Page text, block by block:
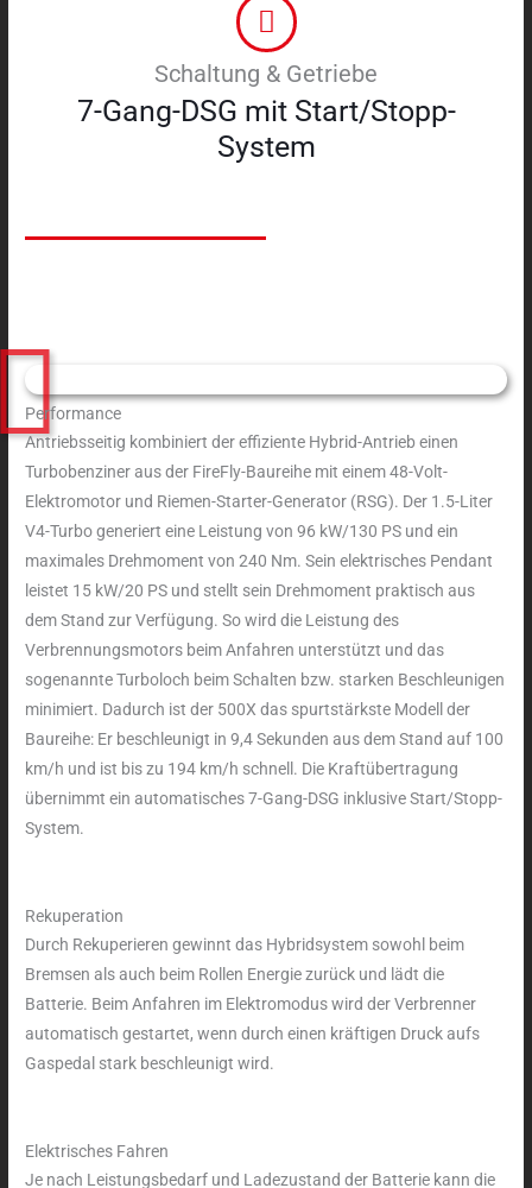
Schaltung & Getriebe
7-Gang-DSG mit Start/Stopp-
System
Performance
Antriebsseitig kombiniert der effiziente Hybrid-Antrieb einen
Turbobenziner aus der FireFly-Baureihe mit einem 48-Volt-
Elektromotor und Riemen-Starter-Generator (RSG). Der 1.5-Liter
V4-Turbo generiert eine Leistung von 96 kW/130 PS und ein
maximales Drehmoment von 240 Nm. Sein elektrisches Pendant
leistet 15 kW/20 PS und stellt sein Drehmoment praktisch aus
dem Stand zur Verfügung. So wird die Leistung des
Verbrennungsmotors beim Anfahren unterstützt und das
sogenannte Turboloch beim Schalten bzw. starken Beschleunigen
minimiert. Dadurch ist der 500X das spurtstärkste Modell der
Baureihe: Er beschleunigt in 9,4 Sekunden aus dem Stand auf 100
km/h und ist bis zu 194 km/h schnell. Die Kraftübertragung
übernimmt ein automatisches 7-Gang-DSG inklusive Start/Stopp-
System.
Rekuperation
Durch Rekuperieren gewinnt das Hybridsystem sowohl beim
Bremsen als auch beim Rollen Energie zurück und lädt die
Batterie. Beim Anfahren im Elektromodus wird der Verbrenner
automatisch gestartet, wenn durch einen kräftigen Druck aufs
Gaspedal stark beschleunigt wird.
Elektrisches Fahren
Je nach Leistungsbedarf und Ladezustand der Batterie kann die